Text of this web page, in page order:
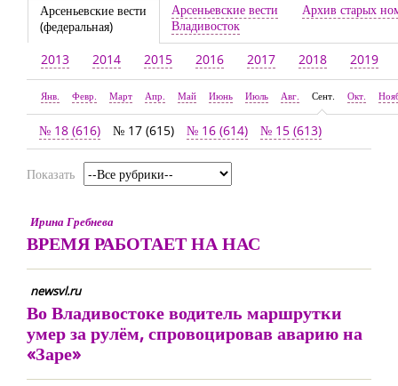
Арсеньевские вести
(федеральная)
Арсеньевские вести
Владивосток
Архив старых
2013 2014 2015 2016 2017 2018 2019
Янв. Февр. Март Апр. Май Июнь Июль Авг. Сент. Окт.
№ 18 (616) № 17 (615) № 16 (614) № 15 (613)
Показать
Ирина Гребнева
ВРЕМЯ РАБОТАЕТ НА НАС
newsvl.ru
Во Владивостоке водитель маршрутки
умер за рулём, спровоцировав аварию на
«Заре»